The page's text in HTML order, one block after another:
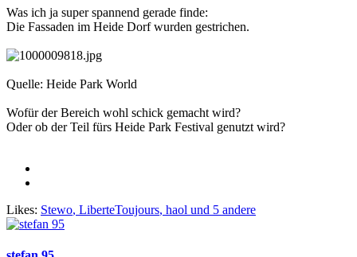
Was ich ja super spannend gerade finde:
Die Fassaden im Heide Dorf wurden gestrichen.
Quelle: Heide Park World
Wofür der Bereich wohl schick gemacht wird?
Oder ob der Teil fürs Heide Park Festival genutzt wird?
Likes: Stewo, LiberteToujours, haol und 5 andere